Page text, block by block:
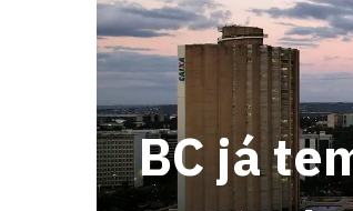
BC já